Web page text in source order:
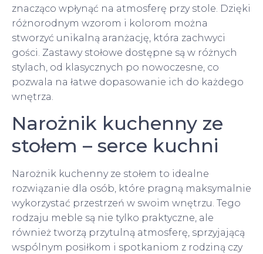
znacząco wpłynąć na atmosferę przy stole. Dzięki
różnorodnym wzorom i kolorom można
stworzyć unikalną aranżację, która zachwyci
gości. Zastawy stołowe dostępne są w różnych
stylach, od klasycznych po nowoczesne, co
pozwala na łatwe dopasowanie ich do każdego
wnętrza.
Narożnik kuchenny ze
stołem – serce kuchni
Narożnik kuchenny ze stołem to idealne
rozwiązanie dla osób, które pragną maksymalnie
wykorzystać przestrzeń w swoim wnętrzu. Tego
rodzaju meble są nie tylko praktyczne, ale
również tworzą przytulną atmosferę, sprzyjającą
wspólnym posiłkom i spotkaniom z rodziną czy